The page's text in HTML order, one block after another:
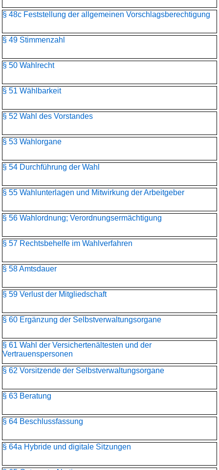
§ 48c Feststellung der allgemeinen Vorschlagsberechtigung
§ 49 Stimmenzahl
§ 50 Wahlrecht
§ 51 Wählbarkeit
§ 52 Wahl des Vorstandes
§ 53 Wahlorgane
§ 54 Durchführung der Wahl
§ 55 Wahlunterlagen und Mitwirkung der Arbeitgeber
§ 56 Wahlordnung; Verordnungsermächtigung
§ 57 Rechtsbehelfe im Wahlverfahren
§ 58 Amtsdauer
§ 59 Verlust der Mitgliedschaft
§ 60 Ergänzung der Selbstverwaltungsorgane
§ 61 Wahl der Versichertenältesten und der
Vertrauenspersonen
§ 62 Vorsitzende der Selbstverwaltungsorgane
§ 63 Beratung
§ 64 Beschlussfassung
§ 64a Hybride und digitale Sitzungen